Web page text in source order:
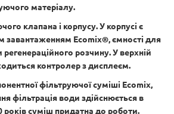
матеріалу.
клапана і корпусу. У корпусі є
завантаженням Ecomix®, ємності для
регенераційного розчину. У верхній
контролер з дисплеєм.
фільтруючої суміші Ecomix,
фільтрація води здійснюється в
років суміш придатна до роботи.